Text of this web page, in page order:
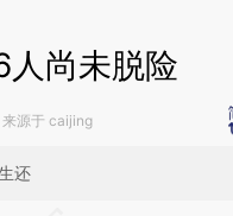
尚未脱险
源于 caijing
还